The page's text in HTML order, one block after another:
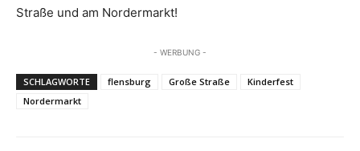
Straße und am Nordermarkt!
- WERBUNG -
SCHLAGWORTE flensburg Große Straße
Kinderfest
Nordermarkt